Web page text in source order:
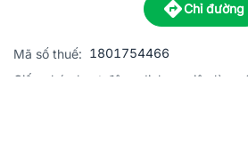
Chỉ đường
Mã số thuế: 1801754466
Giấy phép hoạt động dịch vụ việc làm